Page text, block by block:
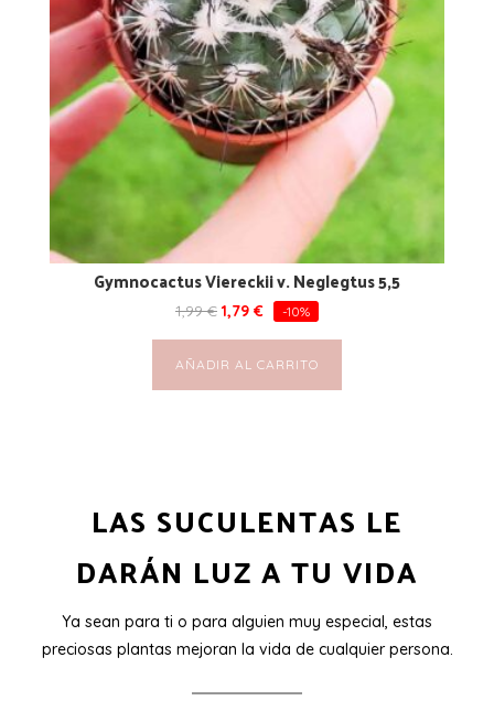
Gymnocactus Viereckii v. Neglegtus 5,5
1,99€ 1,79 € -10%
AÑADIR AL CARRITO
LAS SUCULENTAS LE
DARÁN LUZ A TU VIDA
Ya sean para ti o para alguien muy especial, estas
preciosas plantas mejoran la vida de cualquier persona.